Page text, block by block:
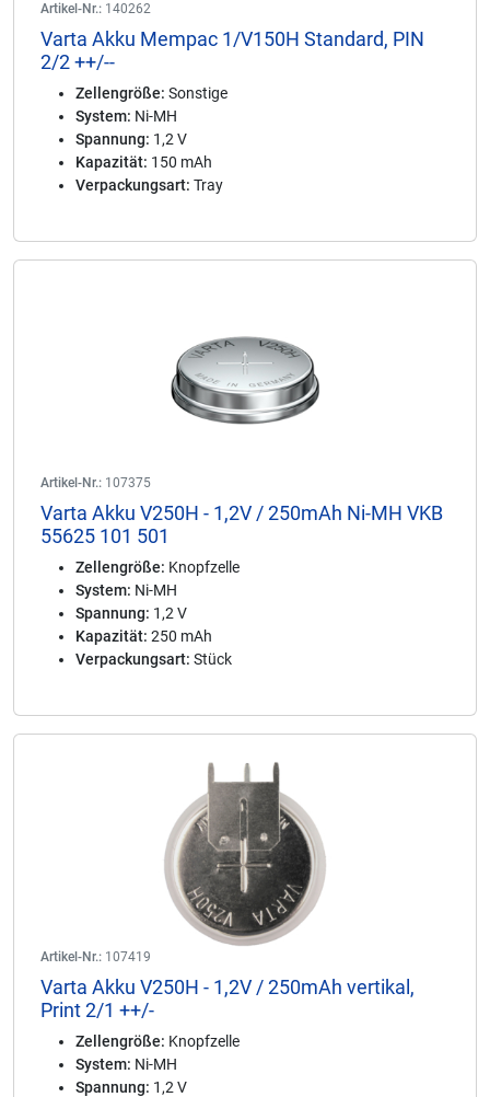
Artikel-Nr.: 140262
Varta Akku Mempac 1/V150H Standard, PIN
2/2 ++/--
Zellengröße: Sonstige
System: Ni-MH
Spannung: 1,2 V
Kapazität: 150 mAh
Verpackungsart: Tray
Artikel-Nr.: 107375
Varta Akku V250H - 1,2V / 250mAh Ni-MH VKB
55625 101 501
Zellengröße: Knopfzelle
System: Ni-MH
Spannung: 1,2 V
Kapazität: 250 mAh
Verpackungsart: Stück
Artikel-Nr.: 107419
Varta Akku V250H - 1,2V / 250mAh vertikal,
Print 2/1 ++/-
Zellengröße: Knopfzelle
System: Ni-MH
Spannung: 1,2 V